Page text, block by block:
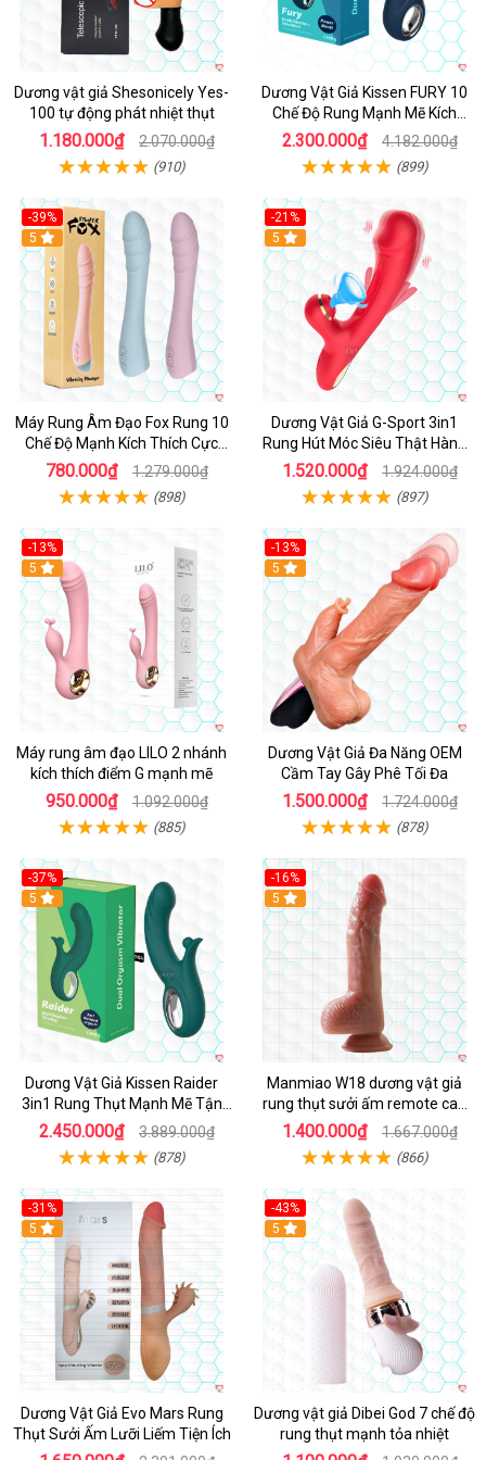
Dương vật giả Shesonicely Yes-
100 tự động phát nhiệt thụt
1.180.000₫ 2.070.000₫
(910)
Dương Vật Giả Kissen FURY 10
Chế Độ Rung Mạnh Mẽ Kích
Thích
2.300.000₫ 4.182.000₫
(899)
-39%
Hot
5
Máy Rung Âm Đạo Fox Rung 10
Chế Độ Mạnh Kích Thích Cực
Sướng
780.000₫ 1.279.000₫
(898)
-21%
Hot
5
Dương Vật Giả G-Sport 3in1
Rung Hút Móc Siêu Thật Hàng
Hot
1.520.000₫ 1.924.000₫
(897)
-13%
Hot
5
Máy rung âm đạo LILO 2 nhánh
kích thích điểm G mạnh mẽ
950.000₫ 1.092.000₫
(885)
-13%
Hot
5
Dương Vật Giả Đa Năng OEM
Cầm Tay Gây Phê Tối Đa
1.500.000₫ 1.724.000₫
(878)
-37%
Hot
5
Dương Vật Giả Kissen Raider
3in1 Rung Thụt Mạnh Mẽ Tận
Hưởng
2.450.000₫ 3.889.000₫
(878)
-16%
Hot
5
Manmiao W18 dương vật giả
rung thụt sưởi ấm remote cao
cấp
1.400.000₫ 1.667.000₫
(866)
-31%
5
Dương Vật Giả Evo Mars Rung
Thụt Sưởi Ấm Lưỡi Liếm Tiện Ích
-43%
Hot
5
Dương vật giả Dibei God 7 chế độ
rung thụt mạnh tỏa nhiệt